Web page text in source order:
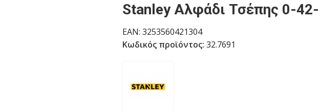
Stanley Αλφάδι Τσέπης 0-
EAN: 3253560421304
Κωδικός προϊόντος: 32.7691